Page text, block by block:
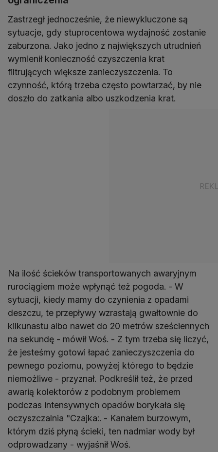
Zastrzegł jednocześnie, że niewykluczone są
sytuacje, gdy stuprocentowa wydajność zostanie
zaburzona. Jako jedno z największych utrudnień
wymienił konieczność czyszczenia krat
filtrujących większe zanieczyszczenia. To
czynność, którą trzeba często powtarzać, by nie
doszło do zatkania albo uszkodzenia krat.
Na ilość ścieków transportowanych awaryjnym
rurociągiem może wpłynąć też pogoda. - W
sytuacji, kiedy mamy do czynienia z opadami
deszczu, te przepływy wzrastają gwałtownie do
kilkunastu albo nawet do 20 metrów sześciennych
na sekundę - mówił Woś. - Z tym trzeba się liczyć,
że jesteśmy gotowi łapać zanieczyszczenia do
pewnego poziomu, powyżej którego to będzie
niemożliwe - przyznał. Podkreślił też, że przed
awarią kolektorów z podobnym problemem
podczas intensywnych opadów borykała się
oczyszczalnia "Czajka:. - Kanałem burzowym,
którym dziś płyną ścieki, ten nadmiar wody był
odprowadzany - wyjaśnił Woś.